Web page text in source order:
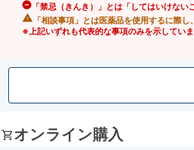
「禁忌（きんき）」とは「してはいけな
「相談事項」とは医薬品を使用するに際
※上記いずれも代表的な事項のみを示してい
オンライン購入